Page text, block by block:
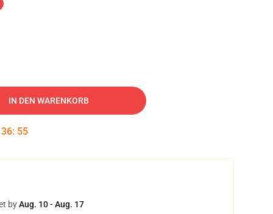
IN DEN WARENKORB
36: 54
byAug. 10 - Aug. 17